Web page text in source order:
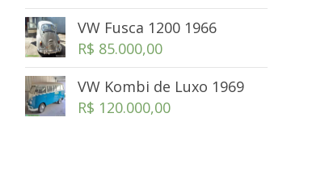
VW Fusca 1200 1966
R$ 85.000,00
VW Kombi de Luxo 1969
R$ 120.000,00